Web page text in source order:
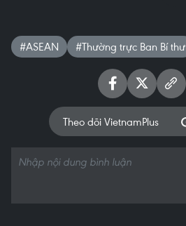
#ASEAN #Thường trực Ban Bí thư
Theo dõi VietnamPlus